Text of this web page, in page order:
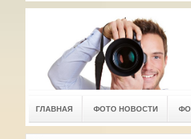
ГЛАВНАЯ ФОТО НОВОСТИ